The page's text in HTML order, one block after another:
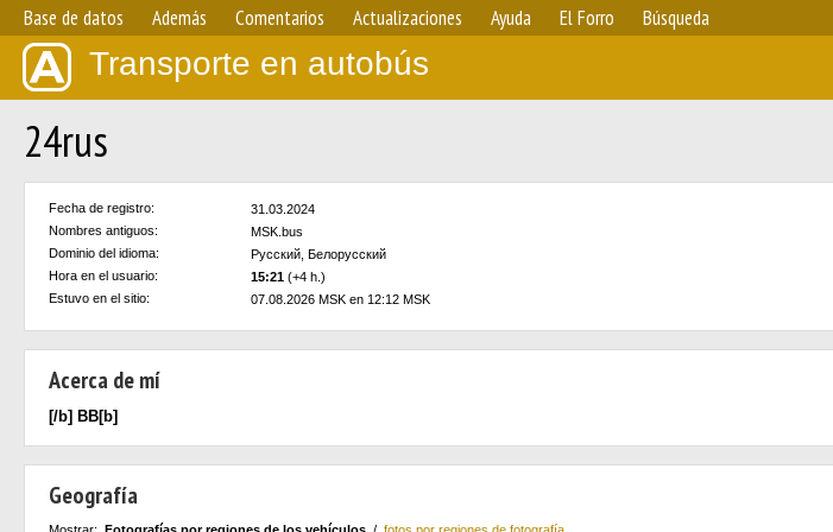
Base de datos Además Comentarios Actualizaciones Ayuda El Forro Búsqueda
Transporte en autobús
24rus
Fecha de registro:
31.03.2024
Nombres antiguos:
MSK.bus
Dominio del idioma:
Русский, Белорусский
Hora en el usuario:
15:21 (+4 h.)
Estuvo en el sitio:
07.08.2026 MSK en 12:12 MSK
Acerca de mí
[/b] ВВ[b]
Geografía